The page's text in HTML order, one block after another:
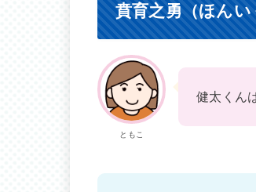
賁育之勇（ほん
ともこ
健太くん